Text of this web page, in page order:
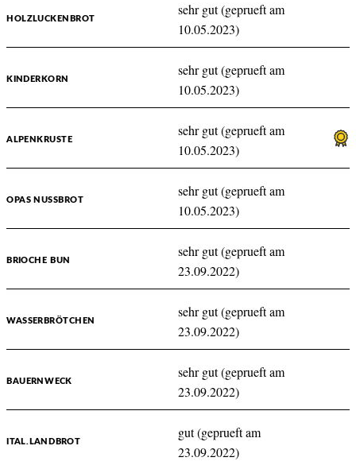
HOLZLUCKENBROT
sehr gut (geprueft am
10.05.2023)
KINDERKORN
sehr gut (geprueft am
10.05.2023)
ALPENKRUSTE
sehr gut (geprueft am
10.05.2023)
OPAS NUSSBROT
sehr gut (geprueft am
10.05.2023)
BRIOCHE BUN
sehr gut (geprueft am
23.09.2022)
WASSERBRÖTCHEN
sehr gut (geprueft am
23.09.2022)
BAUERNWECK
sehr gut (geprueft am
23.09.2022)
ITAL.LANDBROT
gut (geprueft am
23.09.2022)